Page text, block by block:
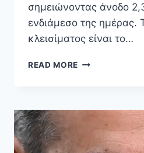
σημειώνοντας άνοδο
ενδιάμεσο της ημέρας.
κλεισίματος είναι το…
READ MORE
17
1,69%